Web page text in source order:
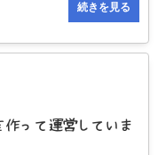
続きを見る
作って運営していま